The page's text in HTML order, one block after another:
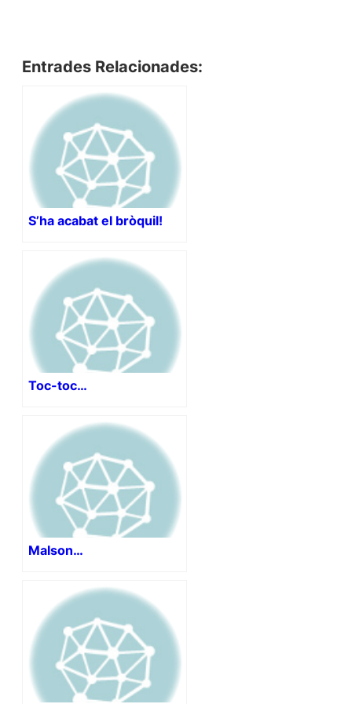
Entrades Relacionades:
S’ha acabat el bròquil!
Toc-toc…
Malson…